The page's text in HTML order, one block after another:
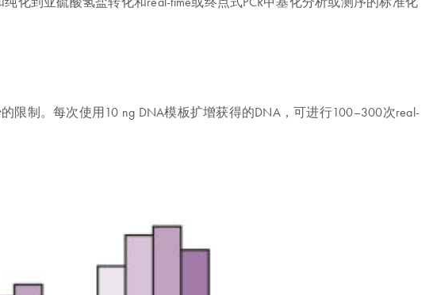
限制。每次使用10 ng DNA模板扩增获得的DNA，可进行100–300次real-